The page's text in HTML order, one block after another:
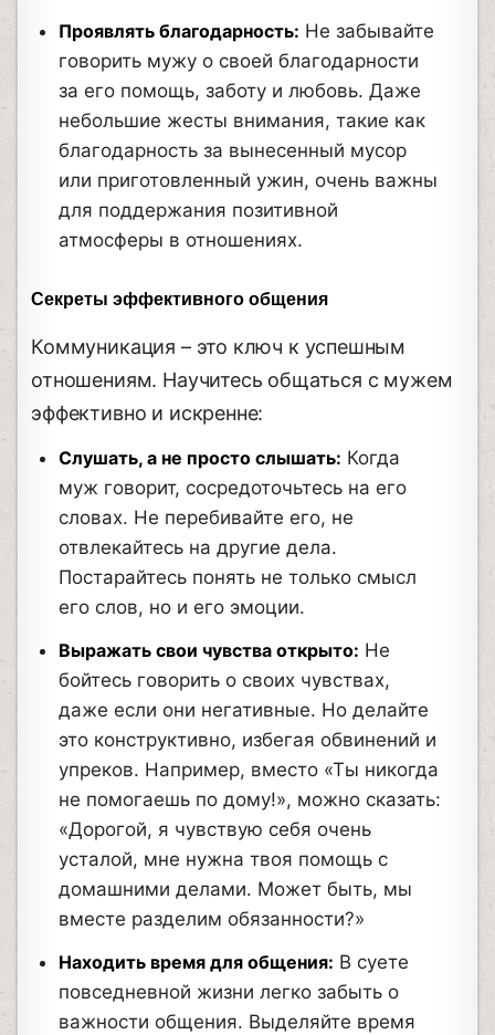
Проявлять благодарность: Не забывайте
говорить мужу о своей благодарности
за его помощь, заботу и любовь. Даже
небольшие жесты внимания, такие как
благодарность за вынесенный мусор
или приготовленный ужин, очень важны
для поддержания позитивной
атмосферы в отношениях.
Секреты эффективного общения
Коммуникация – это ключ к успешным
отношениям. Научитесь общаться с мужем
эффективно и искренне:
Слушать, а не просто слышать: Когда
муж говорит, сосредоточьтесь на его
словах. Не перебивайте его, не
отвлекайтесь на другие дела.
Постарайтесь понять не только смысл
его слов, но и его эмоции.
Выражать свои чувства открыто: Не
бойтесь говорить о своих чувствах,
даже если они негативные. Но делайте
это конструктивно, избегая обвинений и
упреков. Например, вместо «Ты никогда
не помогаешь по дому!», можно сказать:
«Дорогой, я чувствую себя очень
усталой, мне нужна твоя помощь с
домашними делами. Может быть, мы
вместе разделим обязанности?»
Находить время для общения: В суете
повседневной жизни легко забыть о
важности общения. Выделяйте время